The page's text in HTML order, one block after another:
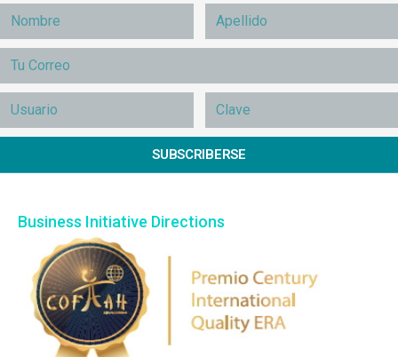
SUBSCRIBERSE
Business Initiative Directions